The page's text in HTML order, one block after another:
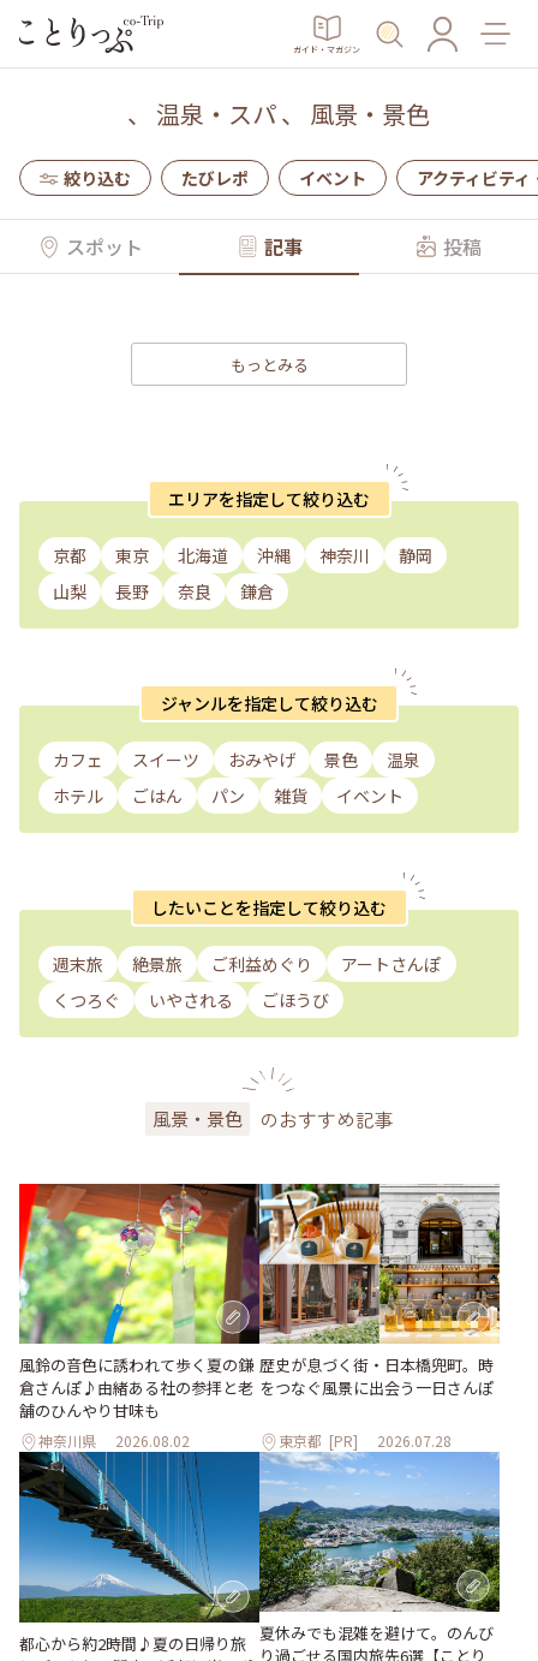
ガイド・マガジン
、 温泉・スパ、 風景・景色
絞り込む たびレポ イベント アクティビティ
スポット 記事 投稿
もっとみる
エリアを指定して絞り込む
京都 東京 北海道 沖縄 神奈川
静岡
山梨
長野 奈良 鎌倉
ジャンルを指定して絞り込む
カフェ スイーツ おみやげ 景色
温泉
ホテル
ごはん パン 雑貨 イベント
したいことを指定して絞り込む
週末旅 絶景旅 ご利益めぐり
アートさんぽ
くつろぐ
いやされる ごほうび
風景・景色 のおすすめ記事
風鈴の音色に誘われて歩く夏の鎌
倉さんぽ♪由緒ある社の参拝と老
舗のひんやり甘味も
神奈川県 2026.08.02
歴史が息づく街・日本橋兜町。時
をつなぐ風景に出会う一日さんぽ
東京都 [PR] 2026.07.28
都心から約2時間♪夏の日帰り旅 夏休みでも混雑を避けて。のんび
り過ごせる国内旅先6選【ことり